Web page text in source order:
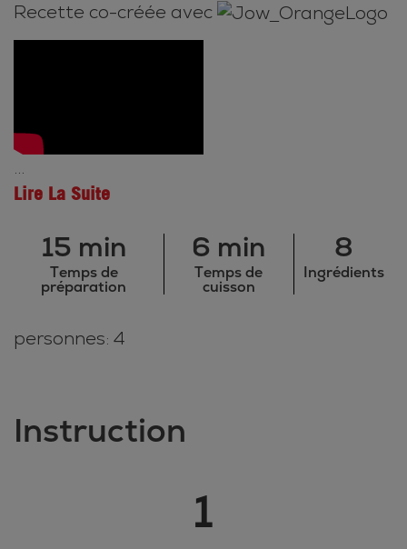
Recette co-créée avec
...
Lire La Suite
15 min
Temps de
préparation
6 min
Temps de
cuisson
8
Ingrédients
personnes: 4
Instruction
1